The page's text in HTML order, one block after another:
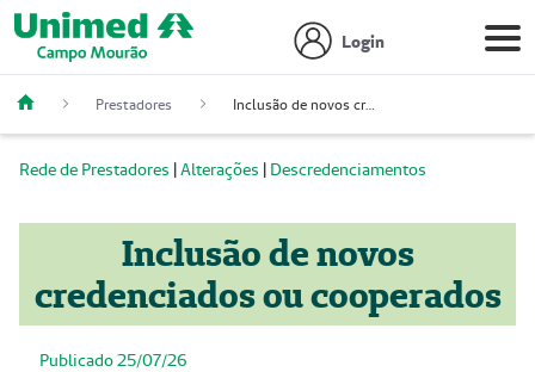
Login
Prestadores Inclusão de novos credenciados ou cooperados
Rede de Prestadores |Alterações | Descredenciamentos
Inclusão de novos
credenciados ou cooperados
Publicado 25/07/26